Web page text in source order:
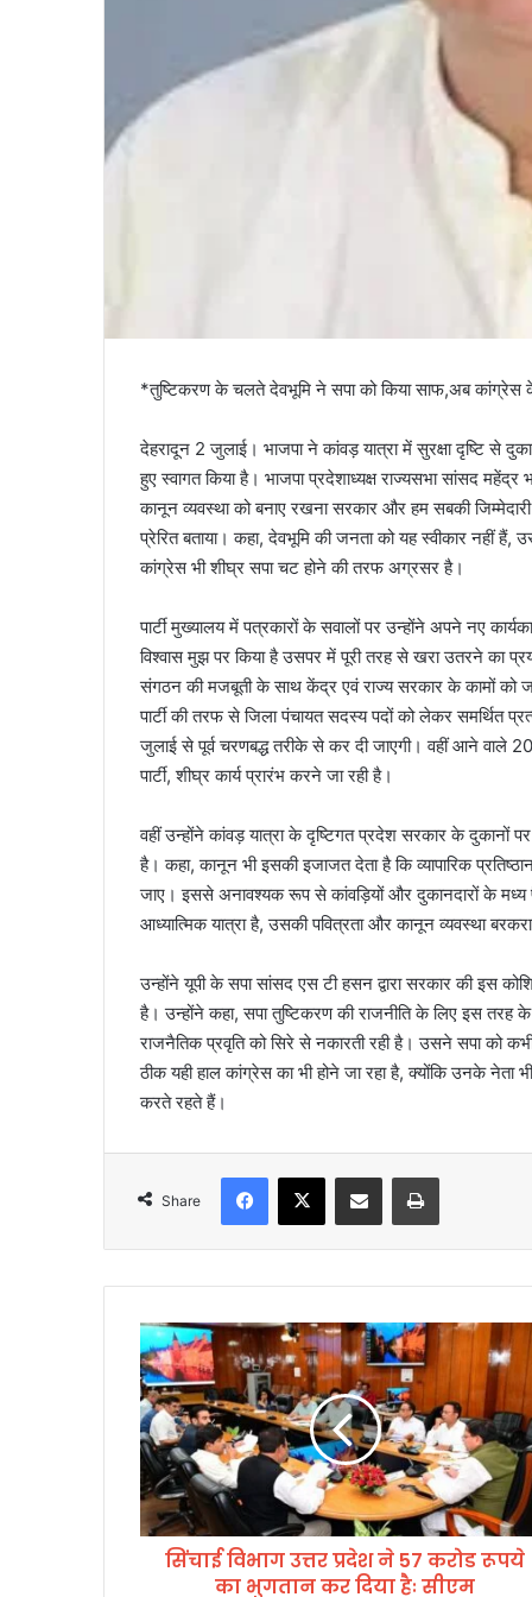
*तुष्टिकरण के चलते देवभूमि ने सपा को किया साफ,अब कांग्रेस
देहरादून 2 जुलाई। भाजपा ने कांवड़ यात्रा में सुरक्षा दृष्टि से
हुए स्वागत किया है। भाजपा प्रदेशाध्यक्ष राज्यसभा सांसद
कानून व्यवस्था को बनाए रखना सरकार और हम सबकी
प्रेरित बताया। कहा, देवभूमि की जनता को यह स्वीकार नहीं
कांग्रेस भी शीघ्र सपा चट होने की तरफ अग्रसर है।
पार्टी मुख्यालय में पत्रकारों के सवालों पर उन्होंने अपने नए
विश्वास मुझ पर किया है उसपर में पूरी तरह से खरा उतरने का
संगठन की मजबूती के साथ केंद्र एवं राज्य सरकार के कामों को
पार्टी की तरफ से जिला पंचायत सदस्य पदों को लेकर समर्थित
जुलाई से पूर्व चरणबद्ध तरीके से कर दी जाएगी। वहीं आने वाले
पार्टी, शीघ्र कार्य प्रारंभ करने जा रही है।
वहीं उन्होंने कांवड़ यात्रा के दृष्टिगत प्रदेश सरकार के दुकानों
है। कहा, कानून भी इसकी इजाजत देता है कि व्यापारिक
जाए। इससे अनावश्यक रूप से कांवड़ियों और दुकानदारों के मध्य
आध्यात्मिक यात्रा है, उसकी पवित्रता और कानून व्यवस्था
उन्होंने यूपी के सपा सांसद एस टी हसन द्वारा सरकार की इस
है। उन्होंने कहा, सपा तुष्टिकरण की राजनीति के लिए इस
राजनैतिक प्रवृति को सिरे से नकारती रही है। उसने सपा को
ठीक यही हाल कांग्रेस का भी होने जा रहा है, क्योंकि उनके
करते रहते हैं।
Share
सिं
चा
ई
वि
भा
ग
उ
त्त
र
सिंचाई विभाग उत्तर प्रदेश ने 57 करोड रूपये
का भुगतान कर दिया हैः सीएम